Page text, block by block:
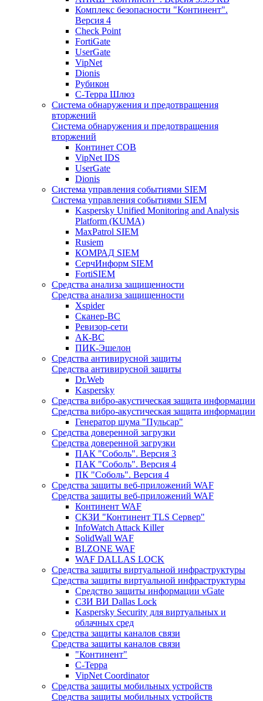
Комплекс безопасности "Континент".
Версия 4
Check Point
FortiGate
UserGate
VipNet
Dionis
Рубикон
С-Терра Шлюз
Система обнаружения и предотвращения
вторжений
Система обнаружения и предотвращения
вторжений
Континет СОВ
VipNet IDS
UserGate
Dionis
Система управления событиями SIEM
Система управления событиями SIEM
Kaspersky Unified Monitoring and Analysis
Platform (KUMA)
MaxPatrol SIEM
Rusiem
КОМРАД SIEM
СерчИнформ SIEM
FortiSIEM
Средства анализа защищенности
Средства анализа защищенности
Xspider
Сканер-ВС
Ревизор-сети
АК-ВС
ПИК-Эшелон
Средства антивирусной защиты
Средства антивирусной защиты
Dr.Web
Kaspersky
Средства вибро-акустическая защита информации
Средства вибро-акустическая защита информации
Генератор шума "Пульсар"
Средства доверенной загрузки
Средства доверенной загрузки
ПАК "Соболь". Версия 3
ПАК "Соболь". Версия 4
ПК "Соболь". Версия 4
Средства защиты веб-приложений WAF
Средства защиты веб-приложений WAF
Континент WAF
СКЗИ "Континент TLS Сервер"
InfoWatch Attack Killer
SolidWall WAF
BI.ZONE WAF
WAF DALLAS LOCK
Средства защиты виртуальной инфраструктуры
Средства защиты виртуальной инфраструктуры
Средство защиты информации vGate
СЗИ ВИ Dallas Lock
Kaspersky Security для виртуальных и
облачных сред
Средства защиты каналов связи
Средства защиты каналов связи
"Континент"
С-Терра
VipNet Coordinator
Средства защиты мобильных устройств
Средства защиты мобильных устройств